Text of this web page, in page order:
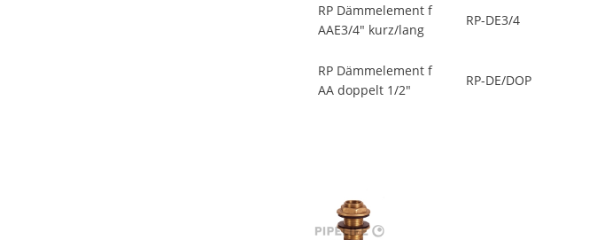
RP Dämmelement f
AAE3/4" kurz/lang
RP-DE3/4
RP Dämmelement f
AA doppelt 1/2"
RP-DE/DOP